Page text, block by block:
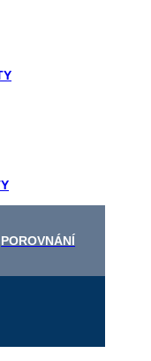
POROVNÁNÍ